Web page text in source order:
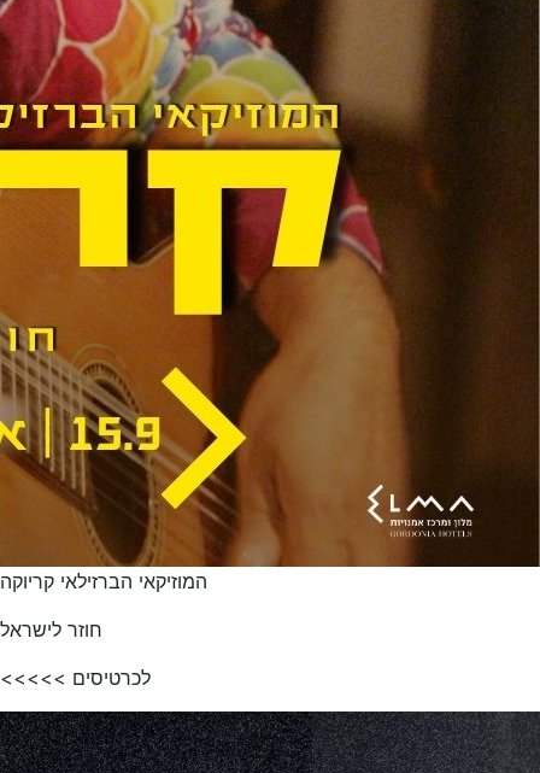
המוזיקאי הברזילאי קריוקה
חוזר לישראל
לכרטיסים >>>>>